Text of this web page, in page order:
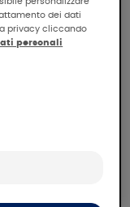
dei dati
privacy cliccando
personali